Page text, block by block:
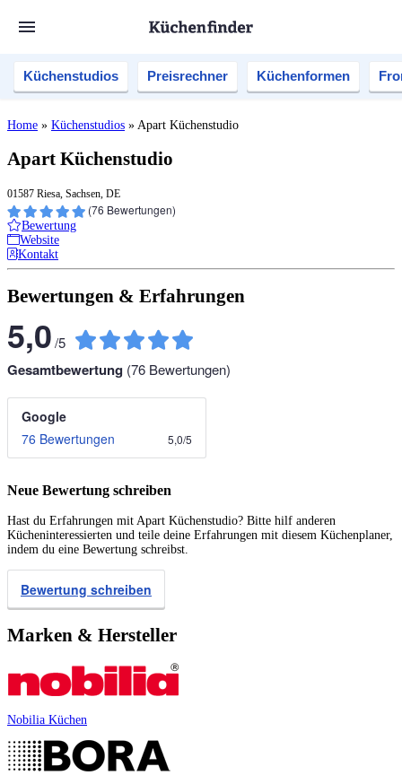
Küchenstudios Preisrechner Küchenformen
Home » Küchenstudios » Apart Küchenstudio
Apart Küchenstudio
01587 Riesa, Sachsen, DE
(76 Bewertungen)
Bewertung
Website
Kontakt
Bewertungen & Erfahrungen
5,0/5
Gesamtbewertung (76 Bewertungen)
Google
76 Bewertungen
5,0/5
Neue Bewertung schreiben
Hast du Erfahrungen mit Apart Küchenstudio? Bitte hilf anderen
Kücheninteressierten und teile deine Erfahrungen mit diesem Küchenplaner,
indem du eine Bewertung schreibst.
Bewertung schreiben
Marken & Hersteller
Nobilia Küchen